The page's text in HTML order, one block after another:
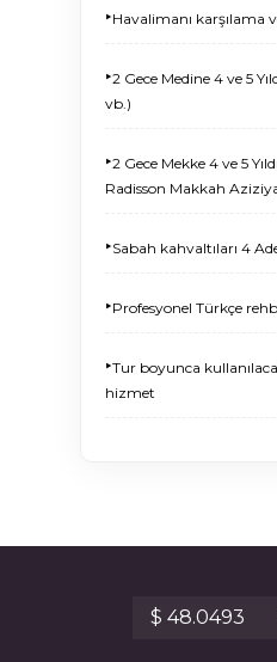
‣Havalimanı karşılama
‣2 Gece Medine 4 ve 5
vb.)
‣2 Gece Mekke 4 ve 5
Radisson Makkah
‣Sabah kahvaltıları 4
‣Profesyonel Türkçe
‣Tur boyunca
hizmet
$ 48.0493